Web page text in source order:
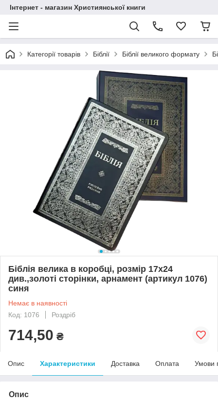
Інтернет - магазин Християнської книги
Категорії товарів Біблії Біблії великого формату
Біблія велика в коробці, розмір 17х24
див.,золоті сторінки, арнамент (артикул 1076)
синя
Немає в наявності
Код: 1076
Роздріб
714,50 ₴
Опис Характеристики Доставка Оплата Умови
Опис